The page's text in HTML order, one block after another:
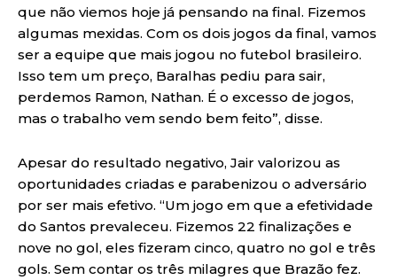
que não viemos hoje já pensando na final. Fizemos
algumas mexidas. Com os dois jogos da final, vamos
ser a equipe que mais jogou no futebol brasileiro.
Isso tem um preço, Baralhas pediu para sair,
perdemos Ramon, Nathan. É o excesso de jogos,
mas o trabalho vem sendo bem feito”, disse.
Apesar do resultado negativo, Jair valorizou as
oportunidades criadas e parabenizou o adversário
por ser mais efetivo. “Um jogo em que a efetividade
do Santos prevaleceu. Fizemos 22 finalizações e
nove no gol, eles fizeram cinco, quatro no gol e três
gols. Sem contar os três milagres que Brazão fez.